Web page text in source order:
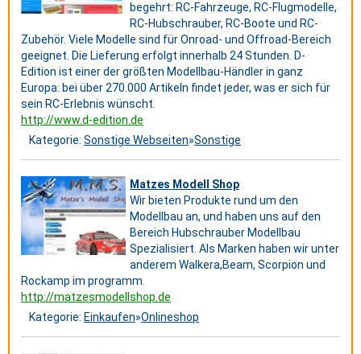
begehrt: RC-Fahrzeuge, RC-Flugmodelle,
RC-Hubschrauber, RC-Boote und RC-
Zubehör. Viele Modelle sind für Onroad- und Offroad-Bereich
geeignet. Die Lieferung erfolgt innerhalb 24 Stunden. D-
Edition ist einer der größten Modellbau-Händler in ganz
Europa: bei über 270.000 Artikeln findet jeder, was er sich für
sein RC-Erlebnis wünscht.
http://www.d-edition.de
Kategorie: Sonstige Webseiten»Sonstige
Matzes Modell Shop
Wir bieten Produkte rund um den
Modellbau an, und haben uns auf den
Bereich Hubschrauber Modellbau
Spezialisiert. Als Marken haben wir unter
anderem Walkera,Beam, Scorpion und
Rockamp im programm.
http://matzesmodellshop.de
Kategorie: Einkaufen»Onlineshop